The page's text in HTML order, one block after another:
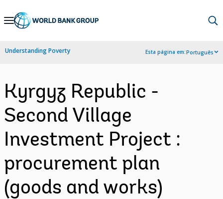
Skip
Navigation
Understanding Poverty Esta página em:Português
Kyrgyz Republic -
Second Village
Investment Project :
procurement plan
(goods and works)